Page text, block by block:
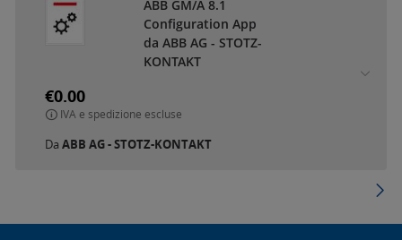
ABB GM/A 8.1
Configuration App
da ABB AG - STOTZ-
KONTAKT
€0.00
IVA e spedizione escluse
Da ABB AG - STOTZ-KONTAKT